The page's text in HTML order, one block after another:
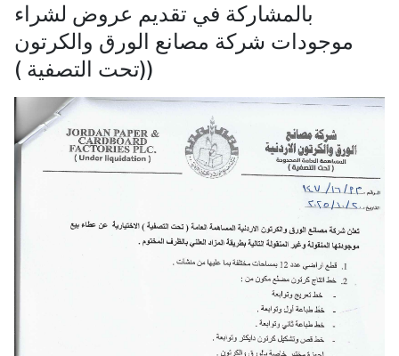
بالمشاركة في تقديم عروض لشراء
موجودات شركة مصانع الورق والكرتون
(تحت التصفية ))